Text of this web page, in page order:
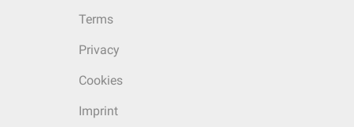
Terms
Privacy
Cookies
Imprint